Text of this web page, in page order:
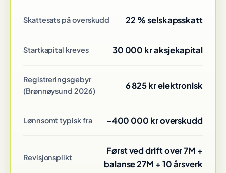
Skattesats på overskudd 22 % selskapsskatt
Startkapital kreves 30 000 kr aksjekapital
Registreringsgebyr
(Brønnøysund 2026)
6 825 kr elektronisk
Lønnsomt typisk fra ~400 000 kr overskudd
Revisjonsplikt
Først ved drift over 7M +
balanse 27M + 10 årsverk